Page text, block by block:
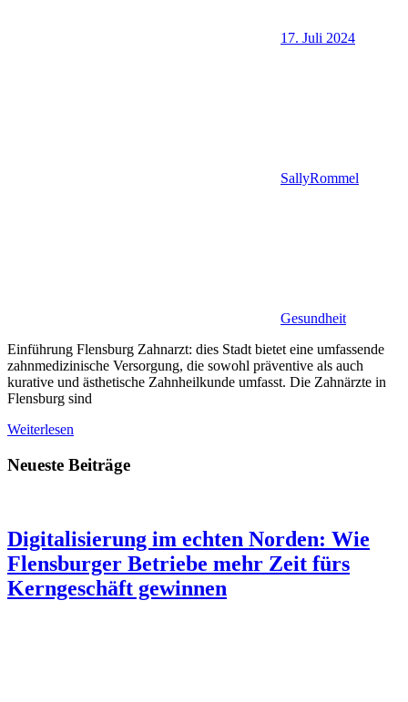
17. Juli 2024
SallyRommel
Gesundheit
Einführung Flensburg Zahnarzt: dies Stadt bietet eine umfassende
zahnmedizinische Versorgung, die sowohl präventive als auch
kurative und ästhetische Zahnheilkunde umfasst. Die Zahnärzte in
Flensburg sind
Weiterlesen
Neueste Beiträge
Digitalisierung im echten Norden: Wie
Flensburger Betriebe mehr Zeit fürs
Kerngeschäft gewinnen